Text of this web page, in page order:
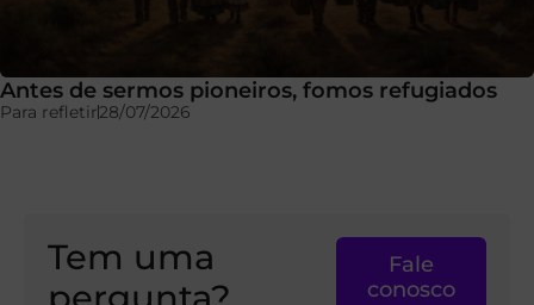
Antes de sermos pioneiros, fomos refugiados
Para refletir28/07/2026
Tem uma
pergunta?
Fale
conosco